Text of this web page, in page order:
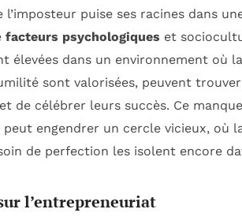
l’imposteur puise ses racines dans
facteurs psychologiques et
élevées dans un environnement où la
sont valorisées, peuvent
de célébrer leurs succès. Ce
peut engendrer un cercle vicieux, où
de perfection les isolent encore
l’entrepreneuriat